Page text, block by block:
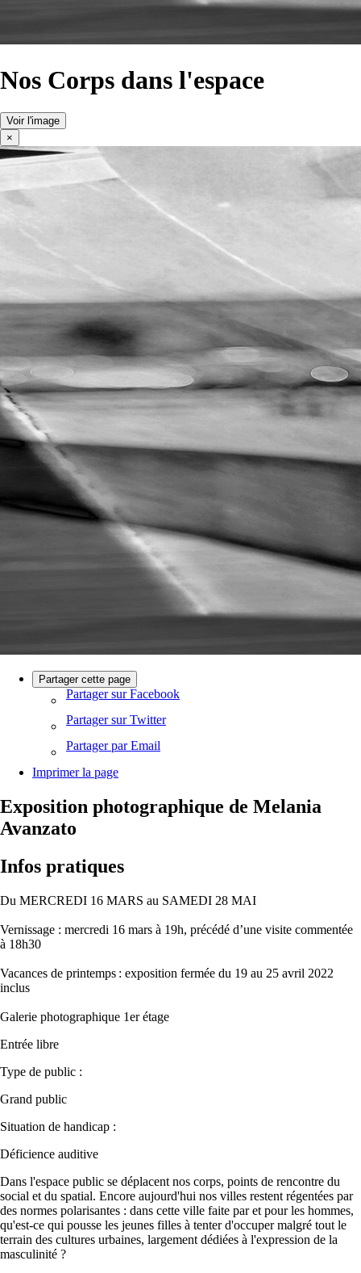
Nos Corps dans l'espace
Voir l'image
×
Partager cette page
Partager sur Facebook
Partager sur Twitter
Partager par Email
Imprimer la page
Exposition photographique de Melania
Avanzato
Infos pratiques
Du MERCREDI 16 MARS au SAMEDI 28 MAI
Vernissage : mercredi 16 mars à 19h, précédé d’une visite commentée
à 18h30
Vacances de printemps : exposition fermée du 19 au 25 avril 2022
inclus
Galerie photographique 1er étage
Entrée libre
Type de public :
Grand public
Situation de handicap :
Déficience auditive
Dans l'espace public se déplacent nos corps, points de rencontre du
social et du spatial. Encore aujourd'hui nos villes restent régentées par
des normes polarisantes : dans cette ville faite par et pour les hommes,
qu'est-ce qui pousse les jeunes filles à tenter d'occuper malgré tout le
terrain des cultures urbaines, largement dédiées à l'expression de la
masculinité ?